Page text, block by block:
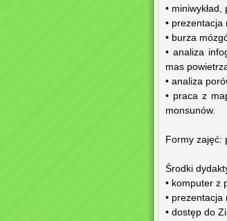
•
•
• burza
• analiza
mas
• analiza
• praca z
monsunów.
Formy zajęć:
Środki
• komputer z
• prezentacja
• dostęp do